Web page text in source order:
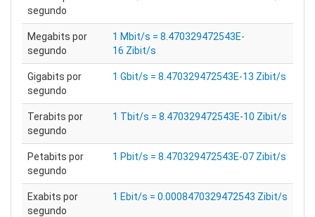
segundo
Megabits por
segundo
1 Mbit/s = 8.470329472543E-
16 Zibit/s
Gigabits por
segundo
1 Gbit/s = 8.470329472543E-13 Zibit/s
Terabits por
segundo
1 Tbit/s = 8.470329472543E-10 Zibit/s
Petabits por
segundo
1 Pbit/s = 8.470329472543E-07 Zibit/s
Exabits por
segundo
1 Ebit/s = 0.0008470329472543 Zibit/s